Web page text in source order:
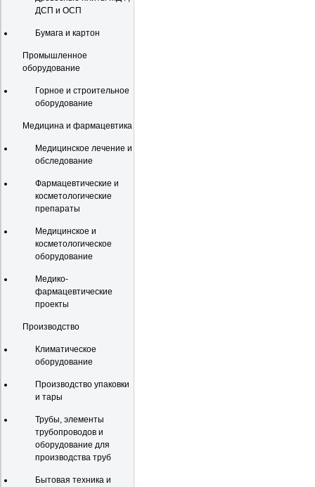
ДСП и ОСП
Бумага и картон
Промышленное
оборудование
Горное и строительное
оборудование
Медицина и фармацевтика
Медицинское лечение и
обследование
Фармацевтические и
косметологические
препараты
Медицинское и
косметологическое
оборудование
Медико-
фармацевтические
проекты
Производство
Климатическое
оборудование
Производство упаковки
и тары
Трубы, элементы
трубопроводов и
оборудование для
производства труб
Бытовая техника и